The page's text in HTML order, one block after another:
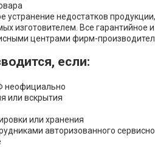
недостатков
изготовителем. Все гарантийное
центрами фирм-
если:
неофициально
или вскрытия
или хранения
авторизованного